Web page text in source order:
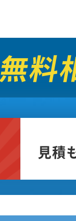
無料
見積